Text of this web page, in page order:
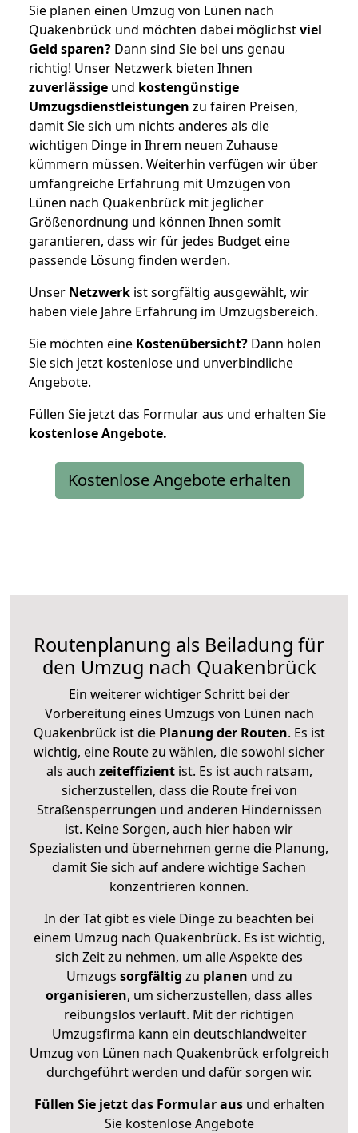
Sie planen einen Umzug von Lünen nach
Quakenbrück und möchten dabei möglichstviel
Geld sparen? Dann sind Sie bei uns genau
richtig! Unser Netzwerk bieten Ihnen
zuverlässige und kostengünstige
Umzugsdienstleistungen zu fairen Preisen,
damit Sie sich um nichts anderes als die
wichtigen Dinge in Ihrem neuen Zuhause
kümmern müssen. Weiterhin verfügen wir über
umfangreiche Erfahrung mit Umzügen von
Lünen nach Quakenbrück mit jeglicher
Größenordnung und können Ihnen somit
garantieren, dass wir für jedes Budget eine
passende Lösung finden werden.
Unser Netzwerk ist sorgfältig ausgewählt, wir
haben viele Jahre Erfahrung im Umzugsbereich.
Sie möchten eine Kostenübersicht? Dann holen
Sie sich jetzt kostenlose und unverbindliche
Angebote.
Füllen Sie jetzt das Formular aus und erhalten Sie
kostenloseAngebote.
Kostenlose Angebote erhalten
Routenplanung als Beiladung für
den Umzug nach Quakenbrück
Ein weiterer wichtiger Schritt bei der
Vorbereitung eines Umzugs von Lünen nach
Quakenbrück ist diePlanung der Routen. Es ist
wichtig, eine Route zu wählen, die sowohl sicher
als auch zeiteffizientist. Es ist auch ratsam,
sicherzustellen, dass die Route frei von
Straßensperrungen und anderen Hindernissen
ist. Keine Sorgen, auch hier haben wir
Spezialisten und übernehmen gerne die Planung,
damit Sie sich auf andere wichtige Sachen
konzentrieren können.
In der Tat gibt es viele Dinge zu beachten bei
einem Umzug nach Quakenbrück. Es ist wichtig,
sich Zeit zu nehmen, um alle Aspekte des
Umzugs sorgfältig zu planen und zu
organisieren, um sicherzustellen, dass alles
reibungslos verläuft. Mit der richtigen
Umzugsfirma kann ein deutschlandweiter
Umzug von Lünen nach Quakenbrück erfolgreich
durchgeführt werden und dafür sorgen wir.
Füllen Sie jetzt das Formular ausund erhalten
Sie kostenlose Angebote